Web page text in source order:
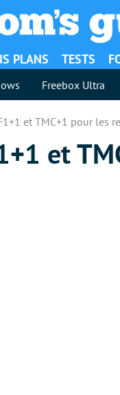
PLANS TESTS
Freebox Ultra
et TMC+1 pour les
et